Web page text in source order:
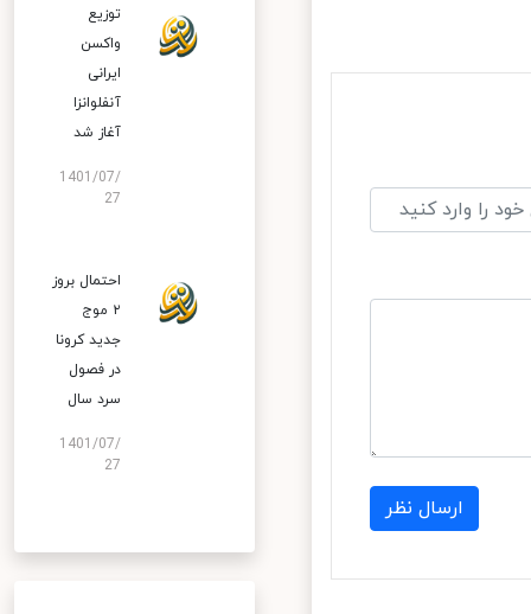
ارسال نظر
توزیع
واکسن
ایرانی
آنفلوانزا
آغاز شد
1401/07/
27
احتمال بروز
۲ موج
جدید کرونا
در فصول
سرد سال
1401/07/
27